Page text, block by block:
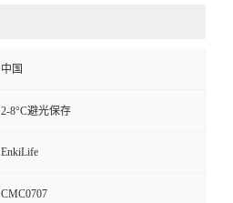
中国
2-8°C避光保存
EnkiLife
CMC0707